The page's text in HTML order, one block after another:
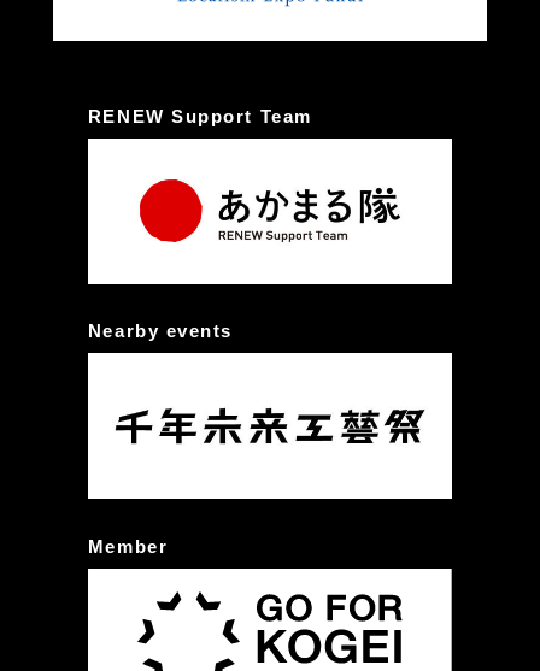
RENEW Support Team
Nearby events
Member